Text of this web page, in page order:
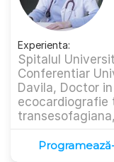
Experienta:
Spitalul
Conferentiar
Davila, Doctor
ecocardiografie